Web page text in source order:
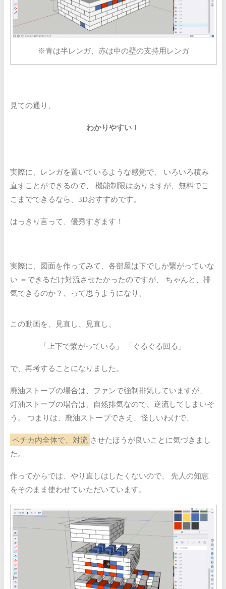
※青は半レンガ、赤は中の壁の支持用レンガ
見ての通り、
わかりやすい！
実際に、レンガを置いているような感覚で、
いろいろ積み
直すことができるので、
機能制限はありますが、無料でこ
こまでできるなら、3Dおすすめです。
はっきり言って、優秀すぎます！
実際に、図面を作ってみて、各部屋は下でしか繋がっていな
い ＝できるだけ対流させたかったのですが、
ちゃんと、排
気できるのか？、って思うようになり、
この動画を、見直し、見直し、
「上下で繋がっている」 「ぐるぐる回る」
で、再考することになりました。
廃油ストーブの場合は、ファンで強制排気していますが、
灯油ストーブの場合は、自然排気なので、逆流してしまいそ
う。
つまりは、廃油ストーブでさえ、怪しいわけで、
ペチカ内全体で、対流 させたほうが良いことに気づきまし
た。
作ってからでは、やり直しはしたくないので、
先人の知恵
をそのまま使わせていただいています。